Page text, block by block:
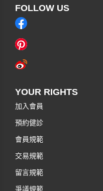
FOLLOW US
YOUR RIGHTS
加入會員
預約健診
會員規範
交易規範
留言規範
爭議規範